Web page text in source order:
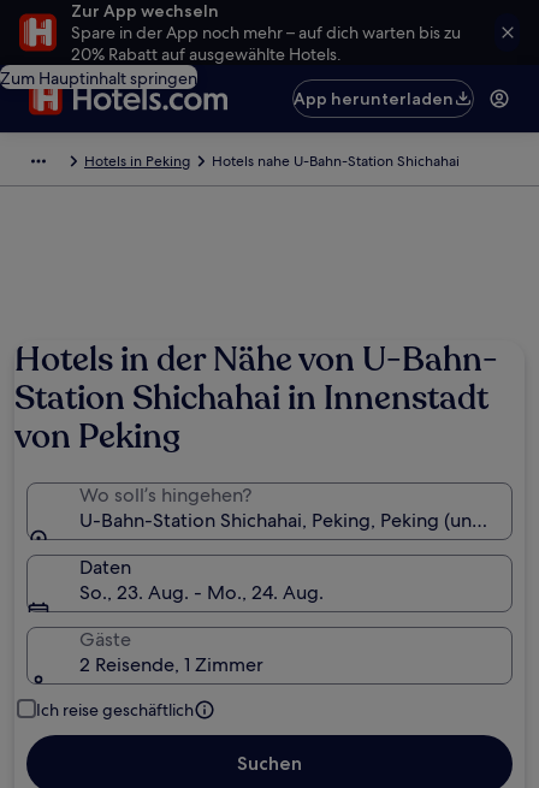
Zur App wechseln
Spare in der App noch mehr – auf dich warten bis zu
20% Rabatt auf ausgewählte Hotels.
Zum Hauptinhalt springen
App herunterladen
Hotels in Peking Hotels nahe U-Bahn-Station Shichahai
Hotels in der Nähe von U-Bahn-
Station Shichahai in Innenstadt
von Peking
Wo soll’s hingehen?
U-Bahn-Station Shichahai, Peking, Peking (und
Daten
So., 23. Aug. - Mo., 24. Aug.
Gäste
2 Reisende, 1 Zimmer
Ich reise geschäftlich
Suchen